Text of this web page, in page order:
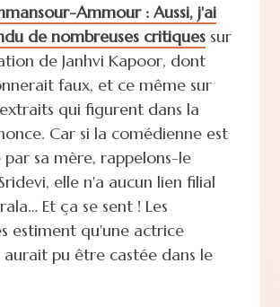
Ammour :Aussi, j'ai
denombreuses critiquessur
de Janhvi Kapoor, dont
faux, et ce même sur
qui figurent dans la
Car si la comédienne est
sa mère, rappelons-le
elle n'a aucun lien filial
Et ça se sent ! Les
estiment qu'une actrice
pu être castée dans le